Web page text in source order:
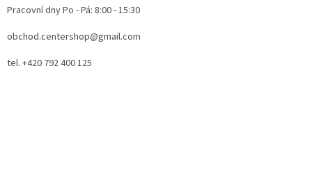
Pracovní dny Po - Pá: 8:00 - 15:30
obchod.centershop@gmail.com
tel. +420 792 400 125